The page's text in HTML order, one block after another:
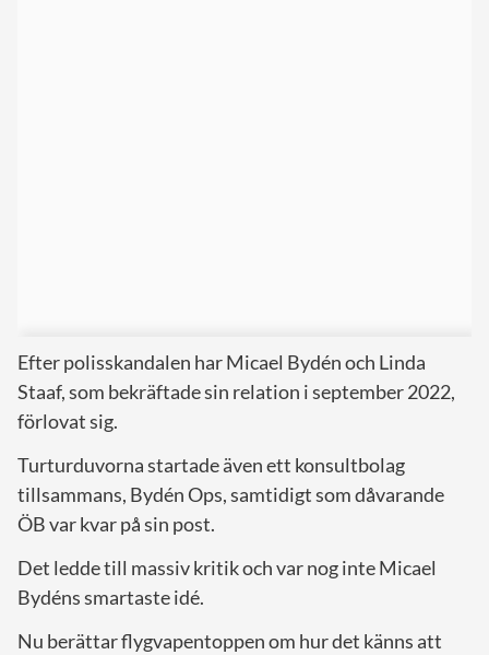
Efter polisskandalen har Micael Bydén och Linda
Staaf, som bekräftade sin relation i september 2022,
förlovat sig.
Turturduvorna startade även ett konsultbolag
tillsammans, Bydén Ops, samtidigt som dåvarande
ÖB var kvar på sin post.
Det ledde till massiv kritik och var nog inte Micael
Bydéns smartaste idé.
Nu berättar flygvapentoppen om hur det känns att